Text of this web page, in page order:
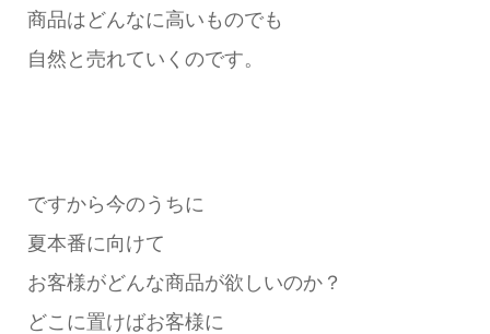
商品はどんなに高いものでも
自然と売れていくのです。
ですから今のうちに
夏本番に向けて
お客様がどんな商品が欲しいのか？
どこに置けばお客様に